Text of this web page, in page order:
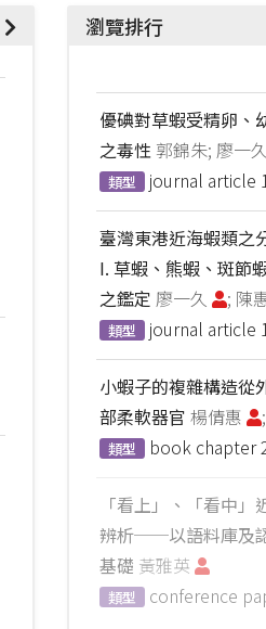
瀏覽排行
優碘對草蝦受精卵、
之毒性郭錦朱; 廖一
類型 journal article
臺灣東港近海蝦類之
I. 草蝦、熊蝦、斑節
之鑑定 廖一久 ; 陳
類型 journal article
小蝦子的複雜構造從
部柔軟器官 楊倩惠
類型 book chapter
「看上」、「看中」
辨析──以語料庫及
基礎 黃雅英
類型 conference